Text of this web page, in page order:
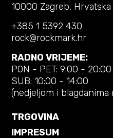
10000 Zagreb, Hrvatska
+385 1 5392 430
rock@rockmark.hr
RADNO VRIJEME:
PON - PET: 9:00 - 20:00
SUB: 10:00 - 14:00
(nedjeljom i blagdanima
TRGOVINA
IMPRESUM